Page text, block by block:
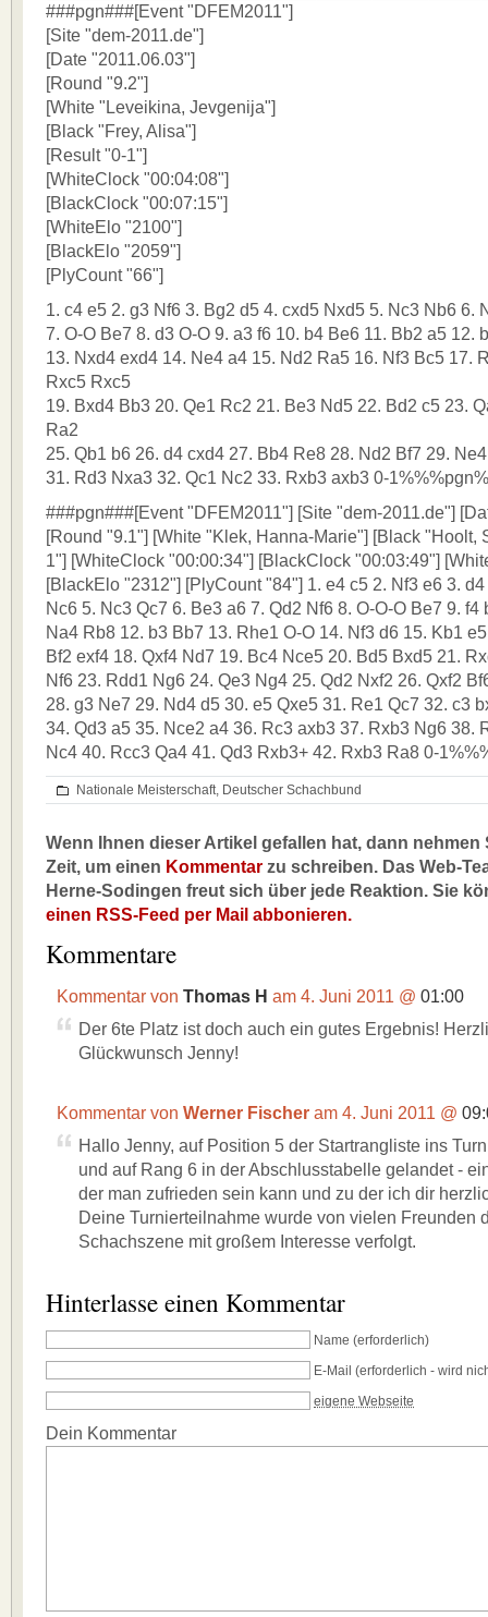
###pgn###[Event "DFEM2011"]
[Site "dem-2011.de"]
[Date "2011.06.03"]
[Round "9.2"]
[White "Leveikina, Jevgenija"]
[Black "Frey, Alisa"]
[Result "0-1"]
[WhiteClock "00:04:08"]
[BlackClock "00:07:15"]
[WhiteElo "2100"]
[BlackElo "2059"]
[PlyCount "66"]
1. c4 e5 2. g3 Nf6 3. Bg2 d5 4. cxd5 Nxd5 5. Nc3 Nb6 6.
7. O-O Be7 8. d3 O-O 9. a3 f6 10. b4 Be6 11. Bb2 a5 12.
13. Nxd4 exd4 14. Ne4 a4 15. Nd2 Ra5 16. Nf3 Bc5 17.
Rxc5 Rxc5
19. Bxd4 Bb3 20. Qe1 Rc2 21. Be3 Nd5 22. Bd2 c5 23.
Ra2
25. Qb1 b6 26. d4 cxd4 27. Bb4 Re8 28. Nd2 Bf7 29.
31. Rd3 Nxa3 32. Qc1 Nc2 33. Rxb3 axb3 0-
###pgn###[Event "DFEM2011"] [Site "dem-2011.de"]
[Round "9.1"] [White "Klek, Hanna-Marie"] [Black "Hoolt,
1"] [WhiteClock "00:00:34"] [BlackClock "00:03:49"]
[BlackElo "2312"] [PlyCount "84"] 1. e4 c5 2. Nf3 e6 3.
Nc6 5. Nc3 Qc7 6. Be3 a6 7. Qd2 Nf6 8. O-O-O Be7 9. f4
Na4 Rb8 12. b3 Bb7 13. Rhe1 O-O 14. Nf3 d6 15. Kb1
Bf2 exf4 18. Qxf4 Nd7 19. Bc4 Nce5 20. Bd5 Bxd5 21.
Nf6 23. Rdd1 Ng6 24. Qe3 Ng4 25. Qd2 Nxf2 26. Qxf2
28. g3 Ne7 29. Nd4 d5 30. e5 Qxe5 31. Re1 Qc7 32. c3
34. Qd3 a5 35. Nce2 a4 36. Rc3 axb3 37. Rxb3 Ng6 38.
Nc4 40. Rcc3 Qa4 41. Qd3 Rxb3+ 42. Rxb3 Ra8 0-
Nationale Meisterschaft, Deutscher Schachbund
Wenn Ihnen dieser Artikel gefallen hat, dann nehmen
Zeit, um einen Kommentar zu schreiben. Das Web-
Herne-Sodingen freut sich über jede Reaktion. Sie
einen RSS-Feed per Mail abbonieren.
Kommentare
Kommentar von Thomas H am 4. Juni 2011 @ 01:00
Der 6te Platz ist doch auch ein gutes Ergebnis!
Glückwunsch Jenny!
Kommentar von Werner Fischer am 4. Juni 2011 @
Hallo Jenny, auf Position 5 der Startrangliste ins
und auf Rang 6 in der Abschlusstabelle gelandet -
der man zufrieden sein kann und zu der ich dir
Deine Turnierteilnahme wurde von vielen Freunden
Schachszene mit großem Interesse verfolgt.
Hinterlasse einen Kommentar
Name (erforderlich)
E-Mail (erforderlich - wird
eigene Webseite
Dein Kommentar